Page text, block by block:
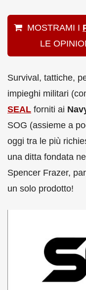
MOSTRAMI I
LE
Survival, tattiche,
impieghi militari
SEAL forniti ai
SOG (assieme a
oggi tra le più
una ditta fondata
Spencer Frazer,
un solo prodotto!